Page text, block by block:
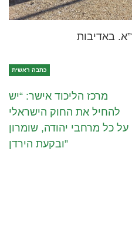
כתבה ראשית
מרכז הליכוד אישר: “יש
להחיל את החוק הישראלי
על כל מרחבי יהודה, שומרון
ובקעת הירדן”